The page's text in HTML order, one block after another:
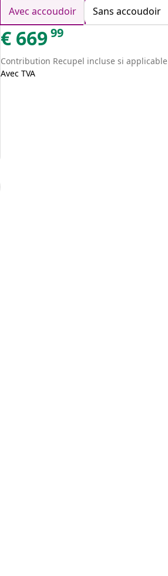
Avec accoudoir
Sans accoudoir
€ 66999
Contribution Recupel incluse si applicable
Avec TVA